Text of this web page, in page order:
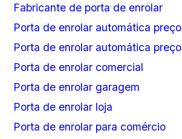
Fabricante de porta de enrolar
Porta de enrolar automática preço
Porta de enrolar automática
Porta de enrolar comercial
Porta de enrolar garagem
Porta de enrolar loja
Porta de enrolar para comércio